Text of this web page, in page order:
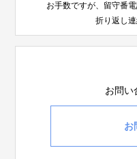
お手数ですが、留守番
折り返し連
お問い
お